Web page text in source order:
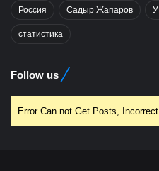
Россия Садыр Жапаров
статистика
Follow us
Error Can not Get Posts,